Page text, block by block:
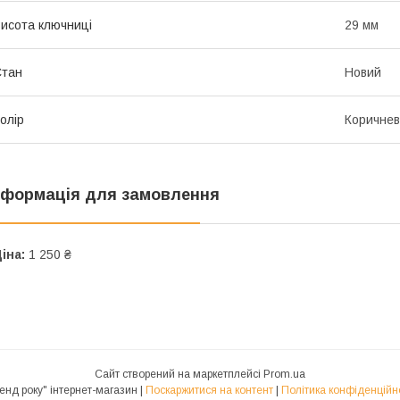
ключниці 29 мм
Новий
для замовлення
1 250 ₴
Сайт створений на маркетплейсі Prom.ua
"Тренд року" інтернет-магазин | Поскаржитися на контент | Політика